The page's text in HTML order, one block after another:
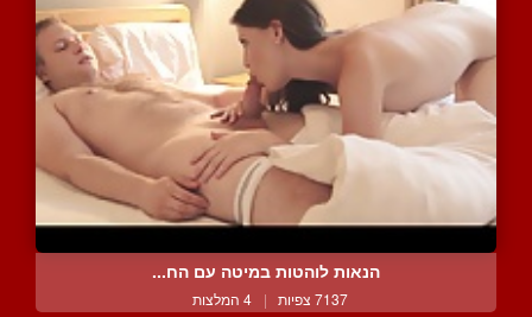
הנאות לוהטות במיטה עם הח...
7137 צפיות | 4 המלצות